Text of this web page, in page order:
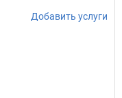
Добавить услуги